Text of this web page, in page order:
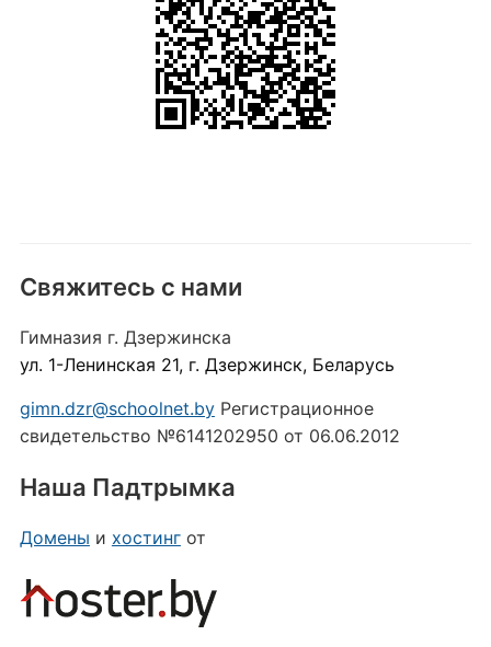
Свяжитесь с нами
Гимназия г. Дзержинска
ул. 1-Ленинская 21, г. Дзержинск, Беларусь
gimn.dzr@schoolnet.byРегистрационное
свидетельство №6141202950 от 06.06.2012
Наша Падтрымка
Домены и хостингот